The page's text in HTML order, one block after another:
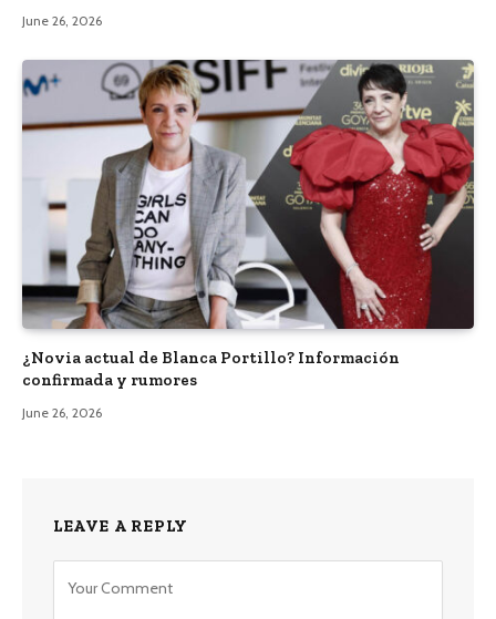
June 26, 2026
¿Novia actual de Blanca Portillo? Información
confirmada y rumores
June 26, 2026
LEAVE A REPLY